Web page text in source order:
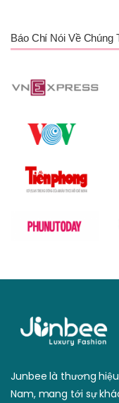
Báo Chí Nói Về Chúng
Junbee là thương
Nam, mang tới sự